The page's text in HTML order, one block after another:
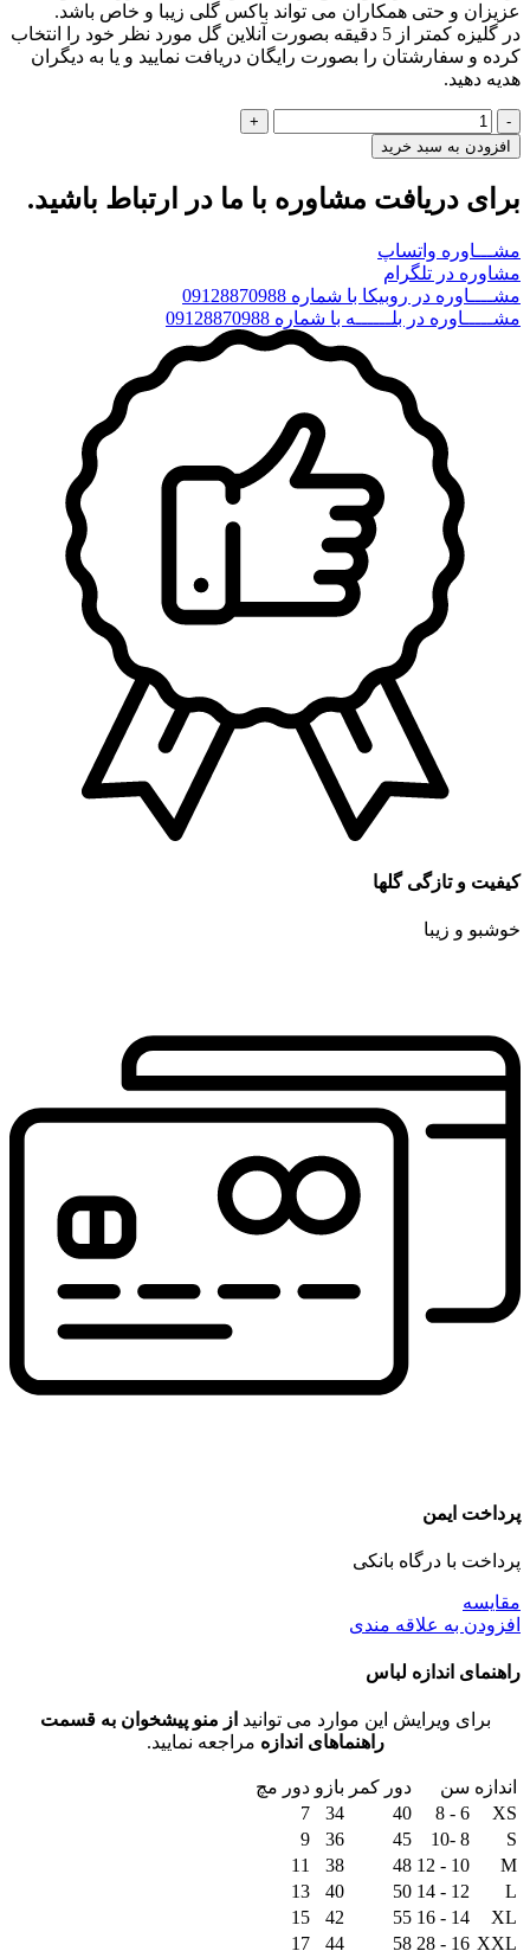
عزیزان و حتی همکاران می تواند باکس گلی زیبا و خاص باشد.
در گلیزه کمتر از 5 دقیقه بصورت آنلاین گل مورد نظر خود را انتخاب
کرده و سفارشتان را بصورت رایگان دریافت نمایید و یا به دیگران
هدیه دهید.
گل
نوزاد
ماهلین
عدد
افزودن به سبد خرید
برای دریافت مشاوره با ما در ارتباط باشید.
مشـــاوره واتساپ
مشاوره در تلگرام
مشــــاوره در روبیکا با شماره 09128870988
مشـــــاوره در بلــــــه با شماره 09128870988
کیفیت و تازگی گلها
خوشبو و زیبا
پرداخت ایمن
پرداخت با درگاه بانکی
مقايسه
افزودن به علاقه مندی
راهنمای اندازه لباس
برای ویرایش این موارد می توانید از منو پیشخوان به قسمت
راهنماهای اندازه مراجعه نمایید.
اندازه سن دور کمر بازو دور مچ
XS
6 - 8
40
34
7
S
8 -10
45
36
9
M
10 - 12
48
38
11
L
12 - 14
50
40
13
XL
14 - 16
55
42
15
XXL
16 - 28
58
44
17